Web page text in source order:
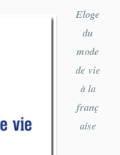
Eloge
du
mode
de vie
à la
franç
aise